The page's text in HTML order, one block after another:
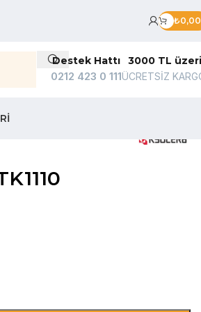
₺0,00
Destek Hattı
0212 423 0 111
3000 TL üzeri
ÜCRETSİZ